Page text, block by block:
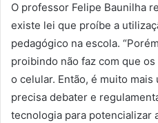
O professor Felipe Baunilha
existe lei que proíbe a
pedagógico na escola.
proibindo não faz com que
o celular. Então, é muito
precisa debater e
tecnologia para potencializar